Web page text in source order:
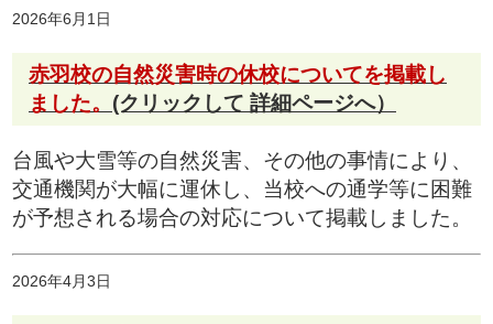
2026年6月1日
赤羽校の自然災害時の休校についてを掲載し
ました。 (クリックして 詳細ページへ）
台風や大雪等の自然災害、その他の事情により、
交通機関が大幅に運休し、当校への通学等に困難
が予想される場合の対応について掲載しました。
2026年4月3日